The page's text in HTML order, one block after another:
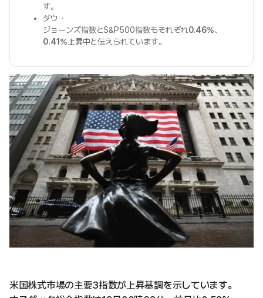
す。
ダウ・
ジョーンズ指数とS&P500指数もそれぞれ 0.46%、
0.41%上昇中と伝えられています。
米国株式市場の主要3指数が上昇基調を示しています。